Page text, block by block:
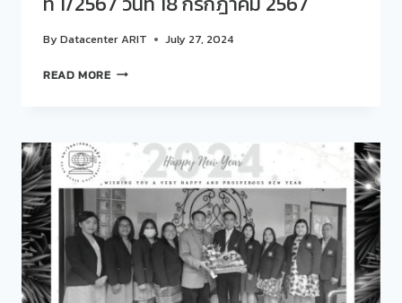
สู่
โรงเรียน
ชั้น
ByDatacenter ARIT July 27, 2024
READ MOREการ
สิต
โพล
ครั้ง
ที่
1/2567
วัน
ที่